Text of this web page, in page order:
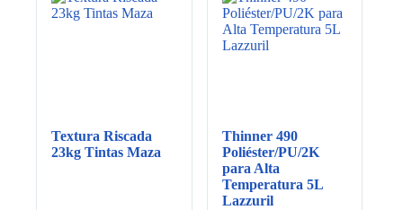
Textura Riscada
23kg Tintas Maza
Thinner 490
Poliéster/PU/2K
para Alta
Temperatura 5L
Lazzuril